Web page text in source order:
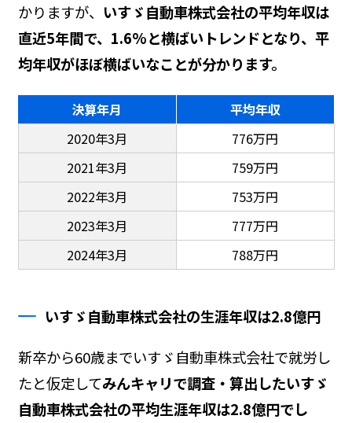
かりますが、 いすゞ自動車株式会社の平均年収は
直近5年間で、1.6%と横ばいトレンドとなり、平
均年収がほぼ横ばいなことが分かります。
決算年月
平均年収
2020年3月
776万円
2021年3月
759万円
2022年3月
753万円
2023年3月
777万円
2024年3月
788万円
いすゞ自動車株式会社の生涯年収は2.8億円
新卒から60歳までいすゞ自動車株式会社で就労し
たと仮定してみんキャリで調査・算出したいすゞ
自動車株式会社の平均生涯年収は2.8億円でし